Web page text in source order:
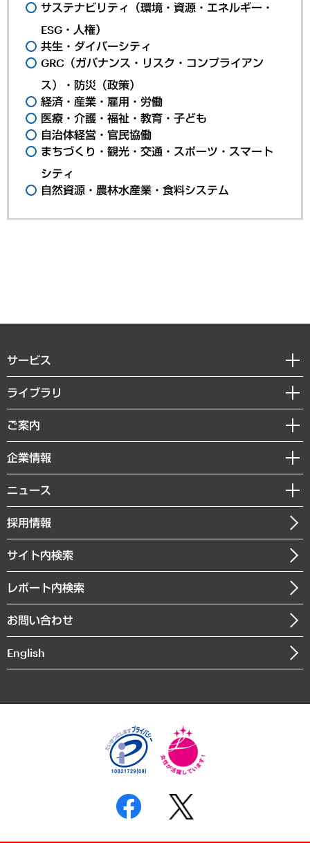
サステナビリティ（環境・資源・エネルギー・
ESG・人権）
共生・ダイバーシティ
GRC（ガバナンス・リスク・コンプライアン
ス）・防災（政策）
経済・産業・雇用・労働
医療・介護・福祉・教育・子ども
自治体経営・官民協働
まちづくり・観光・交通・スポーツ・スマート
シティ
自然資源・農林水産業・食料システム
サービス
経営戦略
組織・人事戦略
デジタルイノベーション
共生・ダイバーシティ
GRC（ガバナンス・リスク・コンプライアンス）・防災（政策）
経済・産業・雇用・労働
まちづくり・観光・交通・スポーツ・スマートシティ
自然資源・農林水産業・食料システム
ライブラリ
経済調査
レポート
コラム
経営用語集
受託・受注実績（官公庁関連）
メディア掲載・出演
ご案内
セミナー・イベント情報
MUFGビジネスセミナー
受託案件情報
企業情報
私たちの想い
社長メッセージ
会社概要
沿革
組織図・本部部室紹介
インドネシア現地法人
個人情報保護方針
反社会的勢力に対する基本方針
ニュース
ニュースリリース
お知らせ
採用情報
サイト内検索
レポート内検索
お問い合わせ
English